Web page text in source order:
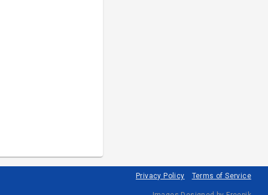
Privacy Policy Terms of Service